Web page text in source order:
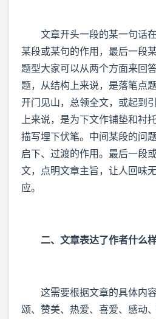
文章开头一段的某一句话在
某段或某句的作用，最后一段
题型大家可以从两个方面来回
题，从结构上来说，是落笔点
开门见山，总领全文，或起到
上来说，是为下文作铺垫和衬
描写埋下伏笔。中间某段的问
启下、过渡的作用。最后一段
文，点明文章主旨，让人回味
应。
二、文章表达了作者什么
这需要根据文章的具体内容
颂、赞美、热爱、喜爱、感动